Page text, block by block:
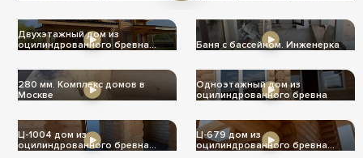
Двухэтажный дом из
оцилиндрованного бревна
Баня с бассейном. Инженерка
280 мм. Комплекс домов в
Москве
Одноэтажный дом из
оцилиндрованного бревна
Ц-1004 дом из
оцилиндрованного бревна
Ц-679 дом из
оцилиндрованного бревна